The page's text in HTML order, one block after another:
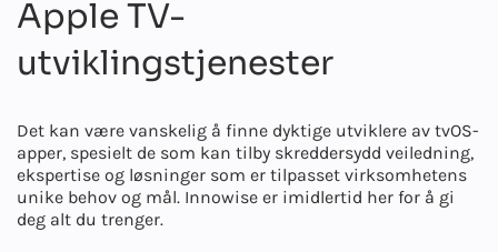
Apple TV-
utviklingstjenester
Det kan være vanskelig å finne dyktige utviklere av tvOS-
apper, spesielt de som kan tilby skreddersydd veiledning,
ekspertise og løsninger som er tilpasset virksomhetens
unike behov og mål. Innowise er imidlertid her for å gi
deg alt du trenger.